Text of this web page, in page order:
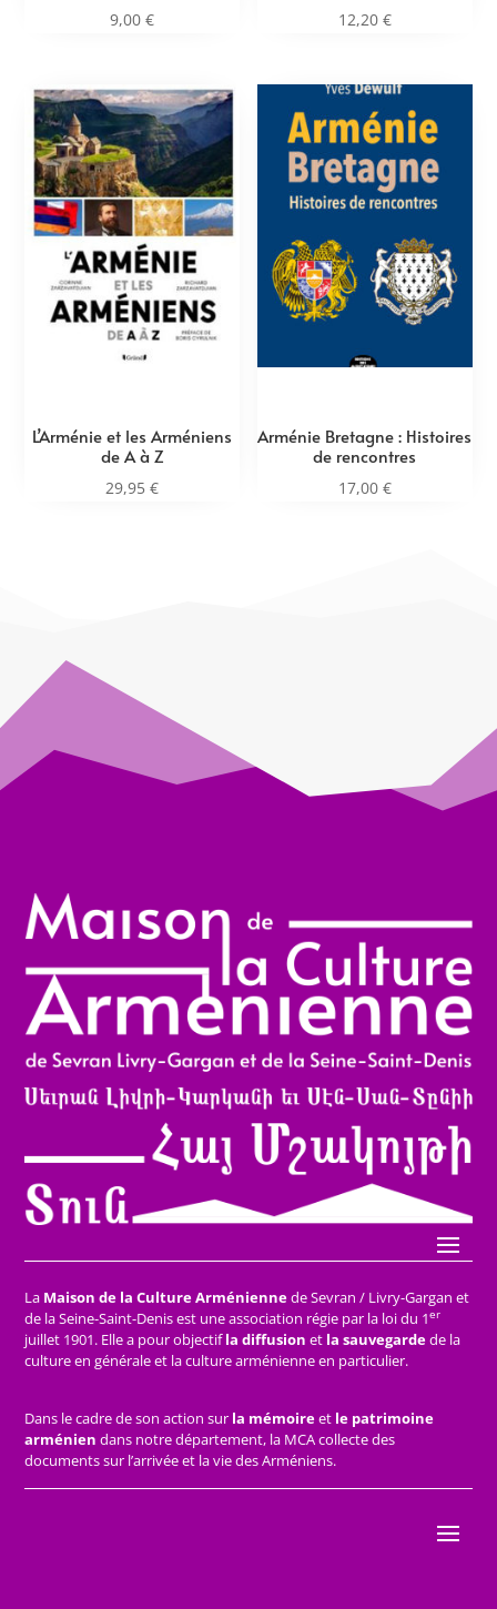
9,00€ 12,20 €
L’Arménie et les Arméniens
de A à Z
29,95€
Arménie Bretagne : Histoires
de rencontres
17,00 €
La Maison de la Culture Arméniennede Sevran / Livry-Gargan et
de la Seine-Saint-Denis est une association régie par la loi du 1er
juillet 1901. Elle a pour objectifla diffusion et la sauvegardede la
culture en générale et la culture arménienne en particulier.
Dans le cadre de son action sur la mémoireet le patrimoine
arménien dans notre département, la MCA collecte des
documents sur l’arrivée et la vie des Arméniens.